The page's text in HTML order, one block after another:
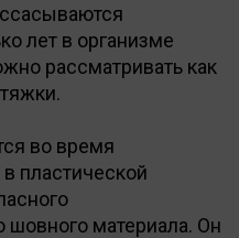
лет в организме
рассматривать как
во время
пластической
шовного материала. Он